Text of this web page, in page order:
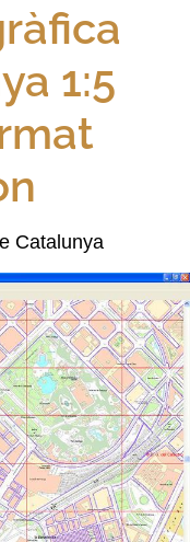
1:5
Catalunya